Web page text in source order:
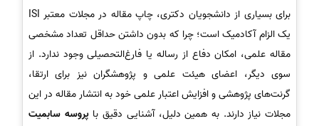
برای بسیاری از دانشجویان دکتری، چاپ مقاله در مجلات معتبر ISI
یک الزام آکادمیک است؛ چرا که بدون داشتن حداقل تعداد مشخصی
مقاله علمی، امکان دفاع از رساله یا فارغ‌التحصیلی وجود ندارد. از
سوی دیگر، اعضای هیئت علمی و پژوهشگران نیز برای ارتقا،
گرنت‌های پژوهشی و افزایش اعتبار علمی خود به انتشار مقاله در این
مجلات نیاز دارند. به همین دلیل، آشنایی دقیق باپروسه سابمیت